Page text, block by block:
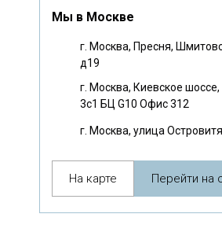
Мы в Москве
г. Москва, Пресня,
д19
г. Москва, Киевское
3с1 БЦ G10 Офис 312
г. Москва, улица
На карте Перейти на